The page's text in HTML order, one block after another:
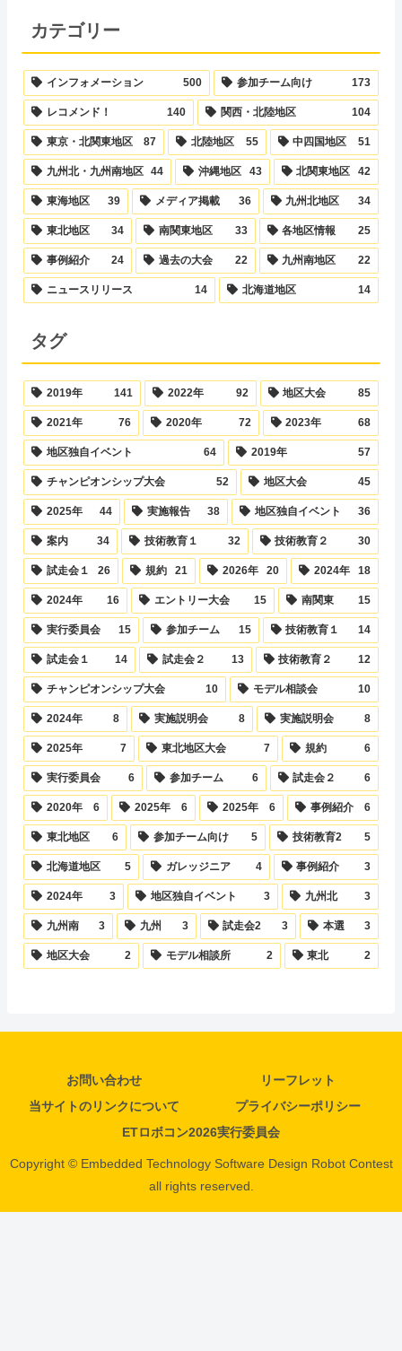
カテゴリー
インフォメーション 500 参加チーム向け 173
レコメンド！ 140 関西・北陸地区 104
東京・北関東地区 87 北陸地区 55 中四国地区 51
九州北・九州南地区 44 沖縄地区 43 北関東地区 42
東海地区 39 メディア掲載 36 九州北地区 34
東北地区 34 南関東地区 33 各地区情報 25
事例紹介 24 過去の大会 22 九州南地区 22
ニュースリリース 14 北海道地区 14
タグ
2019年 141 2022年 92 地区大会 85
2021年 76 2020年 72 2023年 68
地区独自イベント 64 2019年 57
チャンピオンシップ大会 52 地区大会 45
2025年 44 実施報告 38 地区独自イベント 36
案内 34 技術教育１ 32 技術教育２ 30
試走会１ 26 規約 21 2026年 20 2024年 18
2024年 16 エントリー大会 15 南関東 15
実行委員会 15 参加チーム 15 技術教育１ 14
試走会１ 14 試走会２ 13 技術教育２ 12
チャンピオンシップ大会 10 モデル相談会 10
2024年 8 実施説明会 8 実施説明会 8
2025年 7 東北地区大会 7 規約 6
実行委員会 6 参加チーム 6 試走会２ 6
2020年 6 2025年 6 2025年 6 事例紹介 6
東北地区 6 参加チーム向け 5 技術教育2 5
北海道地区 5 ガレッジニア 4 事例紹介 3
2024年 3 地区独自イベント 3 九州北 3
九州南 3 九州 3 試走会2 3 本選 3
地区大会 2 モデル相談所 2 東北 2
お問い合わせ
リーフレット
当サイトのリンクについて
プライバシーポリシー
ETロボコン2026実行委員会
Copyright © Embedded Technology Software Design Robot Contest
all rights reserved.